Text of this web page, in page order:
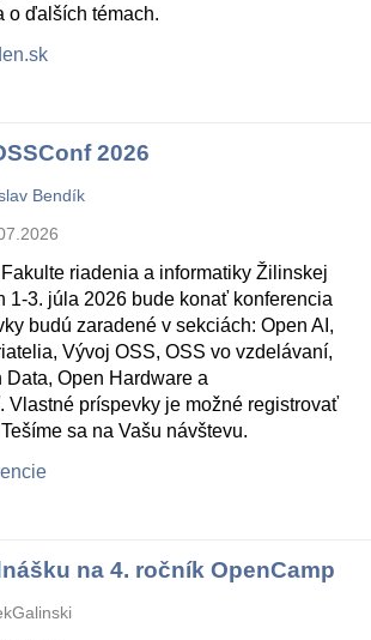
o ďalších témach.
2026
Bendík
riadenia a informatiky Žilinskej
1-3. júla 2026 bude konať konferencia
budú zaradené v sekciách: Open AI,
Vývoj OSS, OSS vo vzdelávaní,
Data, Open Hardware a
Vlastné príspevky je možné registrovať
sa na Vašu návštevu.
na 4. ročník OpenCamp